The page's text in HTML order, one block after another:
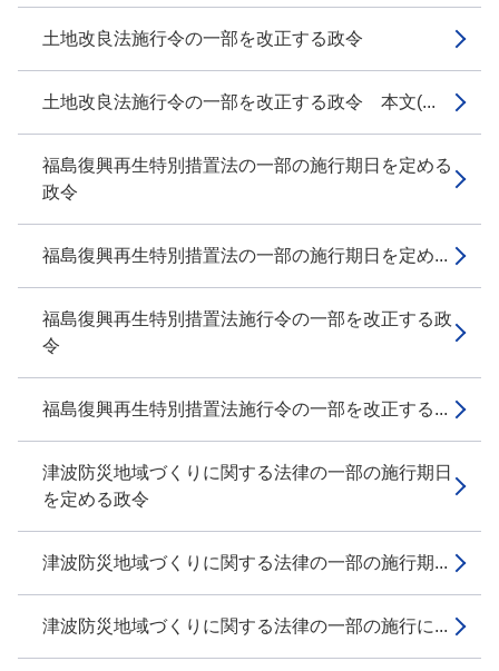
土地改良法施行令の一部を改正する政令
土地改良法施行令の一部を改正する政令 本文(...
福島復興再生特別措置法の一部の施行期日を定める
政令
福島復興再生特別措置法の一部の施行期日を定め...
福島復興再生特別措置法施行令の一部を改正する政
令
福島復興再生特別措置法施行令の一部を改正する...
津波防災地域づくりに関する法律の一部の施行期日
を定める政令
津波防災地域づくりに関する法律の一部の施行期...
津波防災地域づくりに関する法律の一部の施行に...